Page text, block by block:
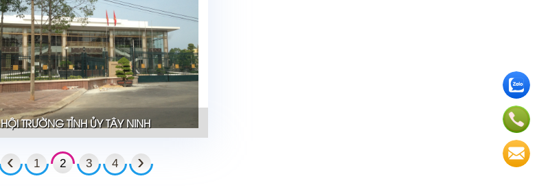
HỘI TRƯỜNG TỈNH ỦY TÂY NINH
‹ 1 2 3 4 ›